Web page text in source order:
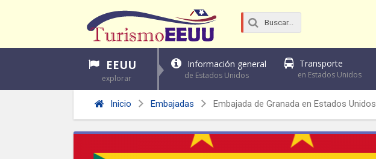
EEUU
explorar
Información general
de Estados Unidos
Transporte
en Estados Unidos
Inicio Embajadas Embajada de Granada en Estados Unidos